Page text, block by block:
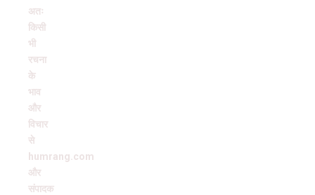
अतः
किसी
भी
रचना
के
भाव
और
विचार
से
humrang.com
और
संपादक